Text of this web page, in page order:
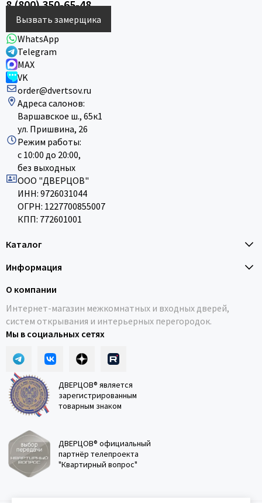
8 (800) 350-65-48
Вызвать замерщика
WhatsApp
Telegram
MAX
VK
order@dvertsov.ru
Адреса салонов:
Варшавское ш., 65к1
ул. Пришвина, 26
Режим работы:
с 10:00 до 20:00,
без выходных
ООО "ДВЕРЦОВ"
ИНН: 9726031044
ОГРН: 1227700855007
КПП: 772601001
Каталог
Информация
О компании
Интернет-магазин межкомнатных и входных дверей,
систем открывания и интерьерных перегородок.
Мы в социальных сетях
ДВЕРЦОВ® является
зарегистрированным
товарным знаком
ДВЕРЦОВ® официальный
партнёр телепроекта
"Квартирный вопрос"